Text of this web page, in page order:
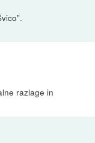
razlage in